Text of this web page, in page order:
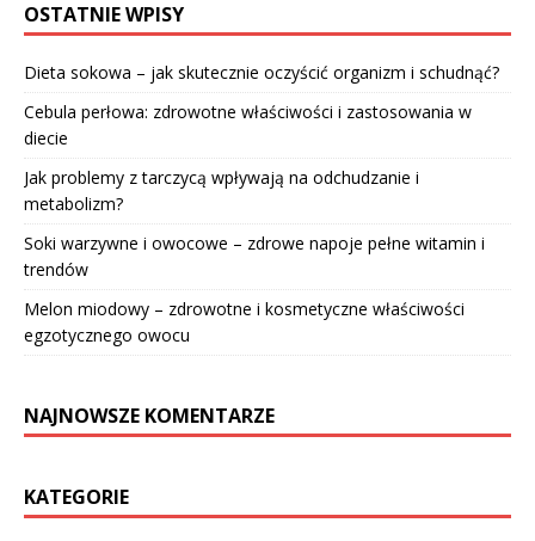
OSTATNIE WPISY
Dieta sokowa – jak skutecznie oczyścić organizm i schudnąć?
Cebula perłowa: zdrowotne właściwości i zastosowania w
diecie
Jak problemy z tarczycą wpływają na odchudzanie i
metabolizm?
Soki warzywne i owocowe – zdrowe napoje pełne witamin i
trendów
Melon miodowy – zdrowotne i kosmetyczne właściwości
egzotycznego owocu
NAJNOWSZE KOMENTARZE
KATEGORIE